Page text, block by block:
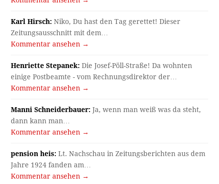
Karl Hirsch: Niko, Du hast den Tag gerettet! Dieser
Zeitungsausschnitt mit dem…
Kommentar ansehen →
Henriette Stepanek: Die Josef-Pöll-Straße! Da wohnten
einige Postbeamte - vom Rechnungsdirektor der…
Kommentar ansehen →
Manni Schneiderbauer: Ja, wenn man weiß was da steht,
dann kann man…
Kommentar ansehen →
pension heis: Lt. Nachschau in Zeitungsberichten aus dem
Jahre 1924 fanden am…
Kommentar ansehen →